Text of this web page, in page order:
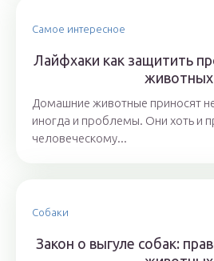
Самое интересное
Лайфхаки как защитить
животных
Домашние животные приносят
иногда и проблемы. Они хоть и
человеческому...
Собаки
Закон о выгуле собак: